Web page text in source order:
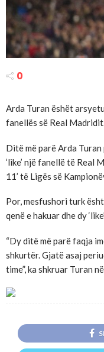
0
Arda Turan ëshët
fanellës së Real
Ditë më parë Arda
‘like’ një fanellë të
11’ të Ligës së
Por, mesfushori turk
qenë e hakuar dhe dy
“Dy ditë më parë faqja
shkurtër. Gjatë asaj
time”, ka shkruar Turan